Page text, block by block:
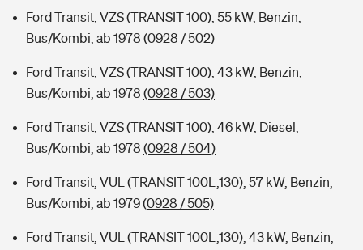
Ford Transit, VZS (TRANSIT 100), 55 kW, Benzin,
Bus/Kombi, ab 1978 (0928 / 502)
Ford Transit, VZS (TRANSIT 100), 43 kW, Benzin,
Bus/Kombi, ab 1978 (0928 / 503)
Ford Transit, VZS (TRANSIT 100), 46 kW, Diesel,
Bus/Kombi, ab 1978 (0928 / 504)
Ford Transit, VUL (TRANSIT 100L,130), 57 kW, Benzin,
Bus/Kombi, ab 1979(0928 / 505)
Ford Transit, VUL (TRANSIT 100L,130), 43 kW, Benzin,